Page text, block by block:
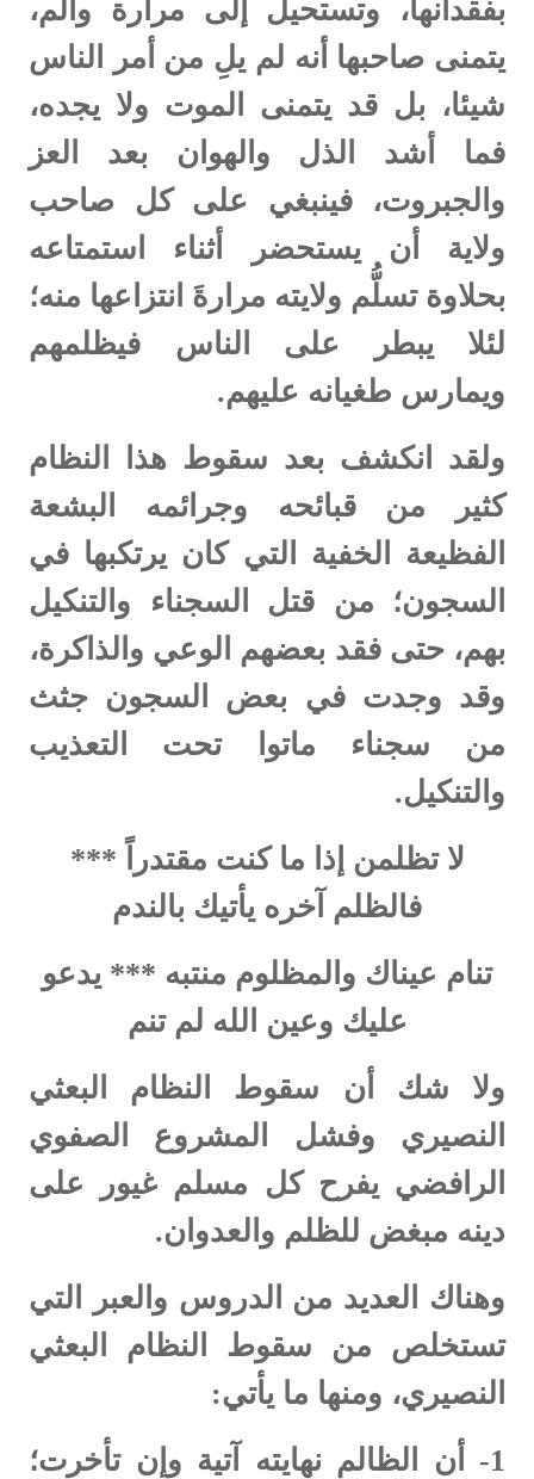
بفقدانها، وتستحيل إلى مرارة وألم،
يتمنى صاحبها أنه لم يلِ من أمر الناس
شيئا، بل قد يتمنى الموت ولا يجده،
فما أشد الذل والهوان بعد العز
والجبروت، فينبغي على كل صاحب
ولاية أن يستحضر أثناء استمتاعه
بحلاوة تسلُّم ولايته مرارةَ انتزاعها منه؛
لئلا يبطر على الناس فيظلمهم
ويمارس طغيانه عليهم.
ولقد انكشف بعد سقوط هذا النظام
كثير من قبائحه وجرائمه البشعة
الفظيعة الخفية التي كان يرتكبها في
السجون؛ من قتل السجناء والتنكيل
بهم، حتى فقد بعضهم الوعي والذاكرة،
وقد وجدت في بعض السجون جثث
من سجناء ماتوا تحت التعذيب
والتنكيل.
لا تظلمن إذا ما كنت مقتدراً ***
فالظلم آخره يأتيك بالندم
تنام عيناك والمظلوم منتبه *** يدعو
عليك وعين الله لم تنم
ولا شك أن سقوط النظام البعثي
النصيري وفشل المشروع الصفوي
الرافضي يفرح كل مسلم غيور على
دينه مبغض للظلم والعدوان.
وهناك العديد من الدروس والعبر التي
تستخلص من سقوط النظام البعثي
النصيري، ومنها ما يأتي:
1-
أن الظالم نهايته آتية وإن تأخرت؛